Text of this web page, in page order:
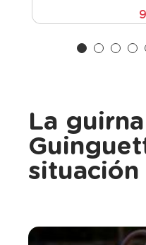
La
situación